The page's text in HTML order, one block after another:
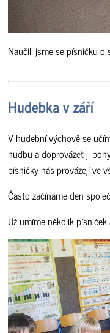
Naučili jsme se písničku
Hudebka v září
V hudební výchově se
hudbu a doprovázet ji
písničky nás provázejí ve
Často začínáme den
Už umíme několik